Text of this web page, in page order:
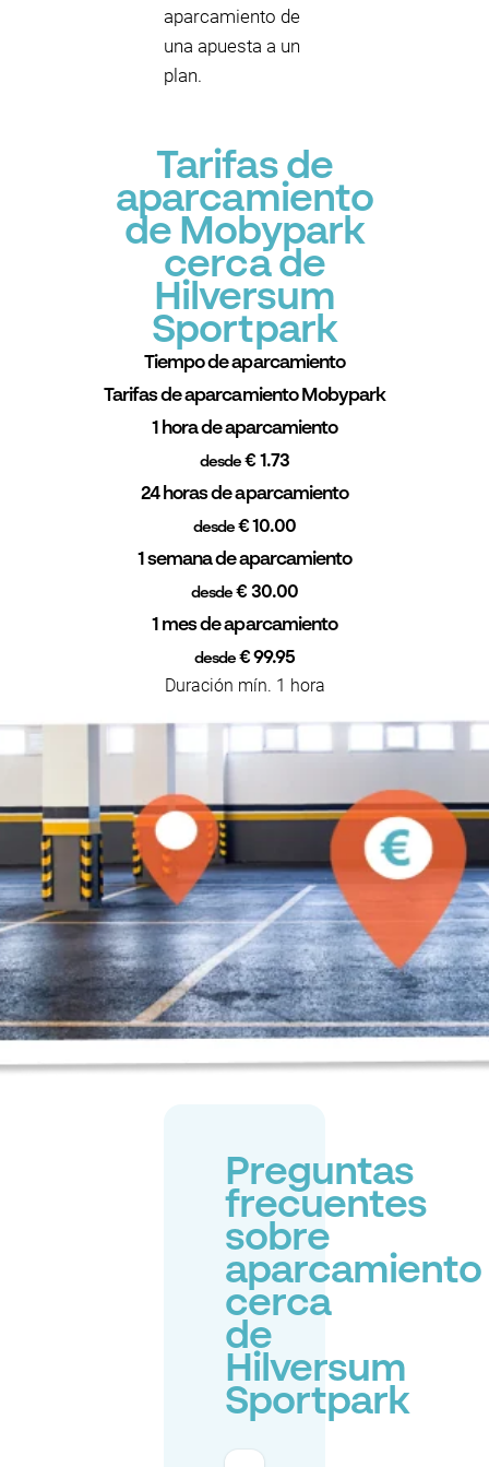
aparcamiento de
una apuesta a un
plan.
Tarifas de
aparcamiento
de Mobypark
cerca de
Hilversum
Sportpark
Tiempo de aparcamiento
Tarifas de aparcamiento Mobypark
1 hora de aparcamiento
desde € 1.73
24 horas de aparcamiento
desde€ 10.00
1 semana de aparcamiento
desde € 30.00
1 mes de aparcamiento
desde€ 99.95
Duración mín. 1 hora
Preguntas
frecuentes
sobre
aparcamiento
cerca
de
Hilversum
Sportpark